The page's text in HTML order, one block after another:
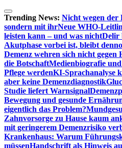
Zum
Inhalt
springen
Trending News: Nicht wegen der
sondern mit ihrNeue WHO-
leisten kann – und was nichtDelir
Akutphase vorbei ist, bleibt
Demenz wehren sich nicht gegen
die BotschaftMedienbiografie
Pflege werdenKI-Sprachanalyse
aber keine Demenzdiagnostik
Studie liefert Warnsignal
Bewegung und gesunde
eigentlich das Problem?
Zahnvorsorge zu Hause kaum
mit geringerem Demenzrisiko
Krankenhaus: Warum
müssenHandschrift als Hinweis